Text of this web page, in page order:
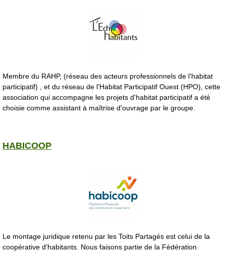
Membre du RAHP, (réseau des acteurs professionnels de l'habitat
participatif) , et du réseau de l'Habitat Participatif Ouest (HPO), cette
association qui accompagne les projets d'habitat participatif a été
choisie comme assistant à maîtrise d'ouvrage par le groupe.
HABICOOP
Le montage juridique retenu par les Toits Partagés est celui de la
coopérative d’habitants. Nous faisons partie de la Fédération